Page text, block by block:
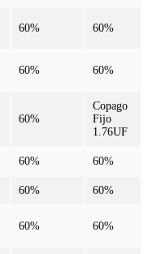
60% 60%
60% 60%
60%
Copago
Fijo
1.76UF
60% 60%
60% 60%
60% 60%